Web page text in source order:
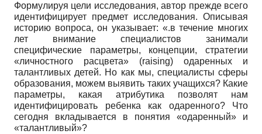
Формулируя цели исследования, автор прежде всего
идентифицирует предмет исследования. Описывая
историю вопроса, он указывает: «.в течение многих
лет внимание специалистов занимали
специфические параметры, концепции, стратегии
«личностного расцвета» (raising) одаренных и
талантливых детей. Но как мы, специалисты сферы
образования, можем выявить таких учащихся? Какие
параметры, какая атрибутика позволят нам
идентифицировать ребенка как одаренного? Что
сегодня вкладывается в понятия «одаренный» и
«талантливый»?